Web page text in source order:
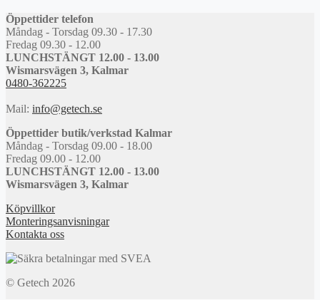
Öppettider telefon
Måndag - Torsdag 09.30 - 17.30
Fredag 09.30 - 12.00
LUNCHSTÄNGT 12.00 - 13.00
Wismarsvägen 3, Kalmar
0480-362225
Mail: info@getech.se
Öppettider butik/verkstad Kalmar
Måndag - Torsdag 09.00 - 18.00
Fredag 09.00 - 12.00
LUNCHSTÄNGT 12.00 - 13.00
Wismarsvägen 3, Kalmar
Köpvillkor
Monteringsanvisningar
Kontakta oss
© Getech 2026